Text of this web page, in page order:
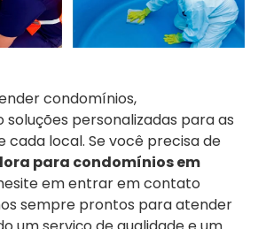
condomínios,
personalizadas para as
cada local. Se você precisa de
para condomínios em
em entrar em contato
sempre prontos para atender